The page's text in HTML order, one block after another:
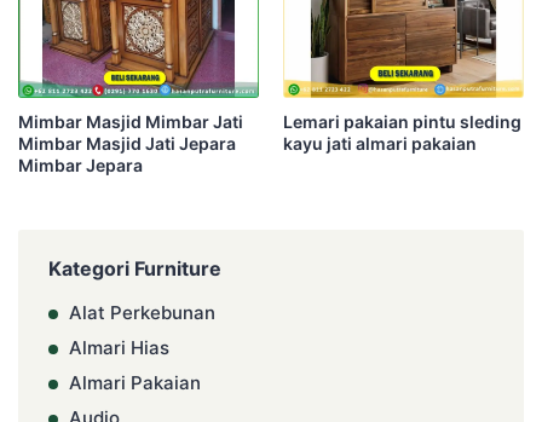
Mimbar Masjid Mimbar Jati
Mimbar Masjid Jati Jepara
Mimbar Jepara
Lemari pakaian pintu sleding
kayu jati almari pakaian
Kategori Furniture
Alat Perkebunan
Almari Hias
Almari Pakaian